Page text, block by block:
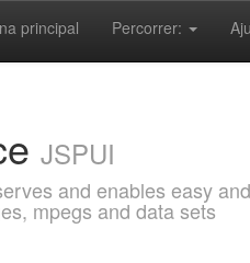
principal Percorrer:
JSPUI
and enables easy
mpegs and data sets